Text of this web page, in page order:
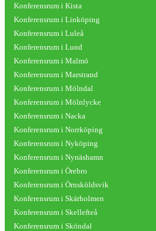
Konferensrum i Kista
Konferensrum i Linköping
Konferensrum i Luleå
Konferensrum i Lund
Konferensrum i Malmö
Konferensrum i Marstrand
Konferensrum i Mölndal
Konferensrum i Mölnlycke
Konferensrum i Nacka
Konferensrum i Norrköping
Konferensrum i Nyköping
Konferensrum i Nynäshamn
Konferensrum i Örebro
Konferensrum i Örnsköldsvik
Konferensrum i Skärholmen
Konferensrum i Skellefteå
Konferensrum i Sköndal